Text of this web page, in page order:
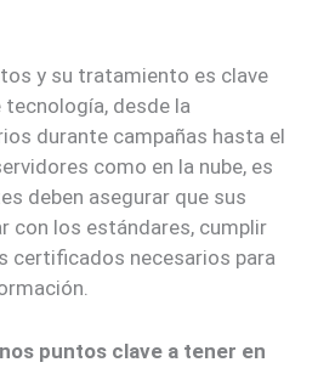
y su tratamiento es clave
tecnología, desde la
durante campañas hasta el
como en la nube, es
deben asegurar que sus
con los estándares, cumplir
certificados necesarios para
puntos clave a tener en